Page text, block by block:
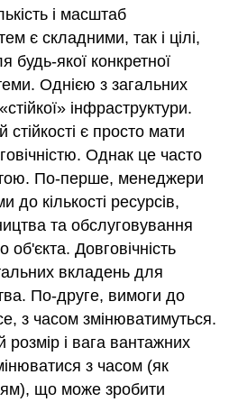
і масштаб
є складними, так і цілі,
будь-якої конкретної
Однією з загальних
інфраструктури.
стійкості є просто мати
Однак це часто
По-перше, менеджери
до кількості ресурсів,
та обслуговування
об'єкта. Довговічність
вкладень для
По-друге, вимоги до
з часом змінюватимуться.
і вага вантажних
з часом (як
що може зробити